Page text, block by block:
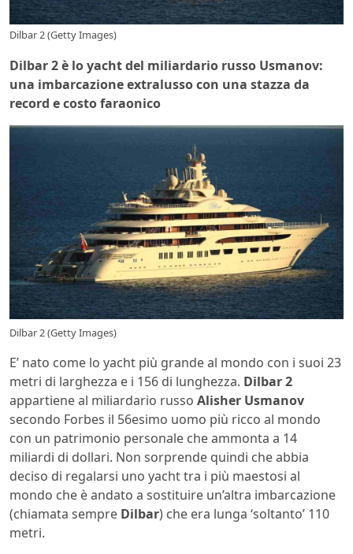
Dilbar 2 (Getty Images)
Dilbar 2 è lo yacht del miliardario russo Usmanov:
una imbarcazione extralusso con una stazza da
record e costo faraonico
Dilbar 2 (Getty Images)
E’ nato come lo yacht più grande al mondo con i suoi 23
metri di larghezza e i 156 di lunghezza. Dilbar 2
appartiene al miliardario russo Alisher Usmanov
secondo Forbes il 56esimo uomo più ricco al mondo
con un patrimonio personale che ammonta a 14
miliardi di dollari. Non sorprende quindi che abbia
deciso di regalarsi uno yacht tra i più maestosi al
mondo che è andato a sostituire un’altra imbarcazione
(chiamata sempre Dilbar) che era lunga ‘soltanto’ 110
metri.